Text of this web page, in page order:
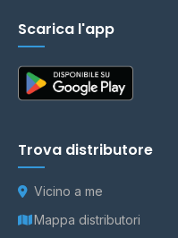
Scarica l'app
Trova distributore
Vicino a me
Mappa distributori